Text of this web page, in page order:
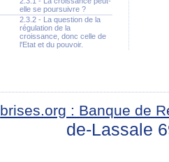
elle se poursuivre ?
2.3.2 - La question de la
régulation de la
croissance, donc celle de
l'Etat et du pouvoir.
brises.org : Banque de
de-Lassale